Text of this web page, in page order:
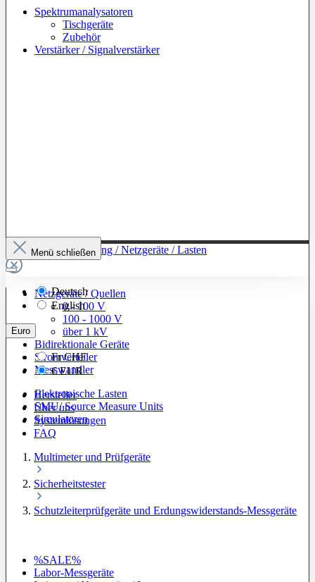
Spektrumanalysatoren
Tischgeräte
Zubehör
Verstärker / Signalverstärker
Zur Kategorie: Leistung / Netzgeräte / Lasten
Netzgeräte / Quellen
0 - 100 V
100 - 1000 V
über 1 kV
Bidirektionale Geräte
Stromverteiler
Messwandler
Elektronische Lasten
SMU/ Source Measure Units
Simulatoren
Menü schließen
Deutsch
English
Euro
FrCHF
€EUR
Hersteller
Über uns
Systemlösungen
FAQ
Multimeter und Prüfgeräte
Sicherheitstester
Schutzleiterprüfgeräte und Erdungswiderstands-Messgeräte
%SALE%
Labor-Messgeräte